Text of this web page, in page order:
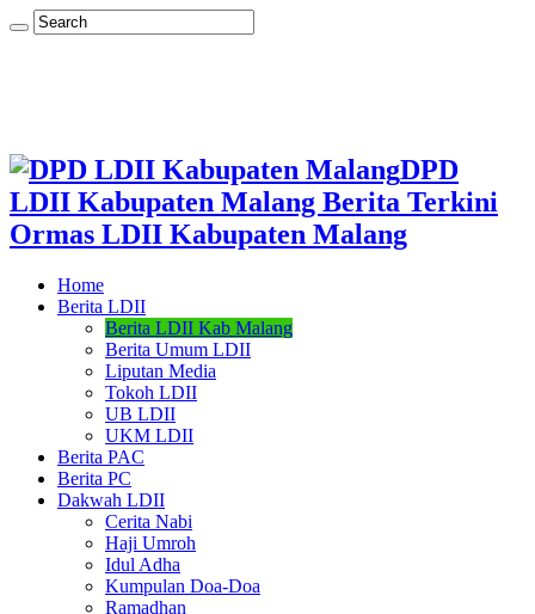
DPD
LDII Kabupaten Malang Berita Terkini
Ormas LDII Kabupaten Malang
Home
Berita LDII
Berita LDII Kab Malang
Berita Umum LDII
Liputan Media
Tokoh LDII
UB LDII
UKM LDII
Berita PAC
Berita PC
Dakwah LDII
Cerita Nabi
Haji Umroh
Idul Adha
Kumpulan Doa-Doa
Ramadhan